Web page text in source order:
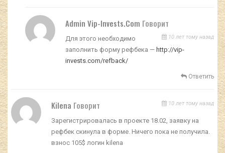
Admin Vip-Invests.com Говорит
10 лет тому назад
Для этого необходимо
заполнить форму рефбека —http://vip-
invests.com/refback/
Ответить
Kilena Говорит 10 лет тому назад
Зарегистрировалась в проекте 18.02, заявку на
рефбек скинула в форме. Ничего пока не получила.
взнос 105$ логин kilena